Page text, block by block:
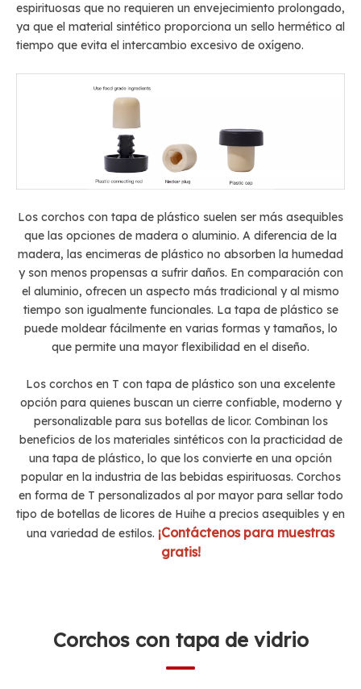
espirituosas que no requieren un envejecimiento prolongado,
ya que el material sintético proporciona un sello hermético al
tiempo que evita el intercambio excesivo de oxígeno.
Los corchos con tapa de plástico suelen ser más asequibles
que las opciones de madera o aluminio. A diferencia de la
madera, las encimeras de plástico no absorben la humedad
y son menos propensas a sufrir daños. En comparación con
el aluminio, ofrecen un aspecto más tradicional y al mismo
tiempo son igualmente funcionales. La tapa de plástico se
puede moldear fácilmente en varias formas y tamaños, lo
que permite una mayor flexibilidad en el diseño.
Los corchos en T con tapa de plástico son una excelente
opción para quienes buscan un cierre confiable, moderno y
personalizable para sus botellas de licor. Combinan los
beneficios de los materiales sintéticos con la practicidad de
una tapa de plástico, lo que los convierte en una opción
popular en la industria de las bebidas espirituosas. Corchos
en forma de T personalizados al por mayor para sellar todo
tipo de botellas de licores de Huihe a precios asequibles y en
una variedad de estilos. ¡Contáctenos para muestras
gratis!
Corchos con tapa de vidrio